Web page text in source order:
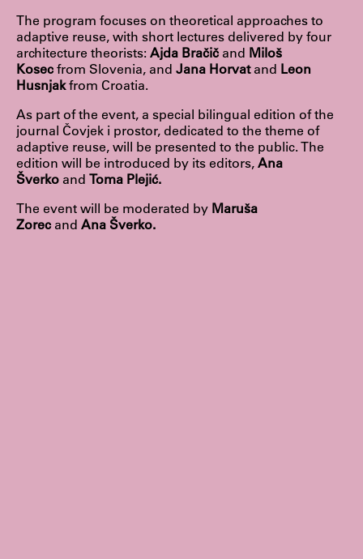
Novice
Koledar dogodkov
Program dela
Raziskovanje
Raziskovalni projekti
The program focuses on theoretical approaches to
adaptive reuse, with short lectures delivered by four
architecture theorists:Ajda Bračičand Miloš
Kosecfrom Slovenia, and Jana Horvatand Leon
Husnjakfrom Croatia.
As part of the event, a special bilingual edition of the
journal Čovjek i prostor, dedicated to the theme of
adaptive reuse, will be presented to the public. The
edition will be introduced by its editors,Ana
Šverko and Toma Plejić.
The event will be moderated by Maruša
Zorecand Ana Šverko.